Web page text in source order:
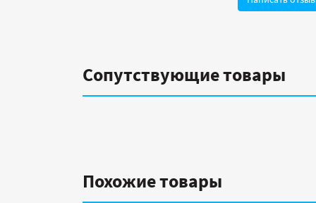
Сопутствующие товары
Похожие товары